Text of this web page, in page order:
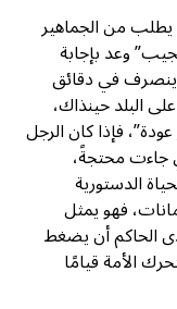
من الجماهير
وعد بإجابة
ينصرف في دقائق
البلد حينذاك،
فإذا كان الرجل
جاءت محتجةً،
الدستورية
فهو يمثل
الحاكم أن يضغط
الأمة قيامًا